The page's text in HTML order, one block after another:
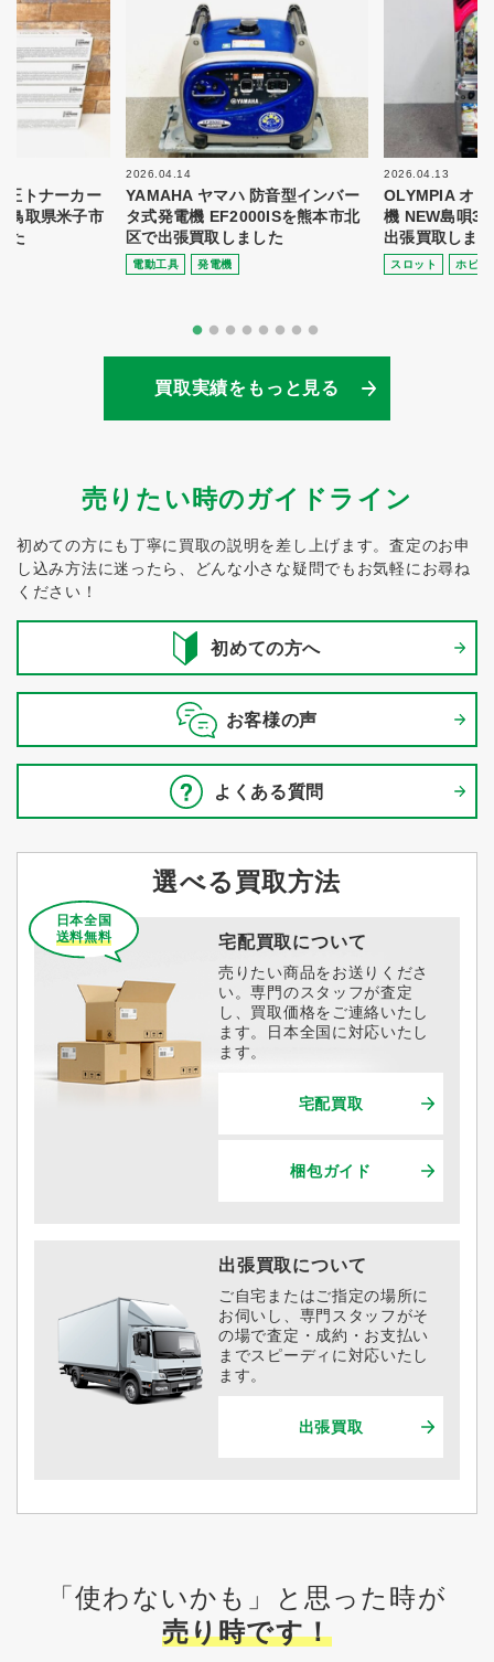
トナーカー
鳥取県米子市
た
2026.04.14
YAMAHA ヤマハ 防音型インバー
タ式発電機 EF2000ISを熊本市北
区で出張買取しました
電動⼯具 発電機
2026.04.13
OLYMPIA オ
機 NEW島唄
出張買取しま
スロット ホビー
買取実績をもっと見る
売りたい時のガイドライン
初めての方にも丁寧に買取の説明を差し上げます。査定のお申
し込み方法に迷ったら、どんな小さな疑問でもお気軽にお尋ね
ください！
初めての方へ
お客様の声
よくある質問
選べる買取方法
宅配買取について
日本全国
送料無料
売りたい商品をお送りくださ
い。専門のスタッフが査定
し、買取価格をご連絡いたし
ます。日本全国に対応いたし
ます。
宅配買取
梱包ガイド
出張買取について
ご自宅またはご指定の場所に
お伺いし、専門スタッフがそ
の場で査定・成約・お支払い
までスピーディに対応いたし
ます。
出張買取
「使わないかも」と思った時が
売り時です！